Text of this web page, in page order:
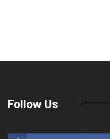
उतरने का ऐलान
July 8, 2021